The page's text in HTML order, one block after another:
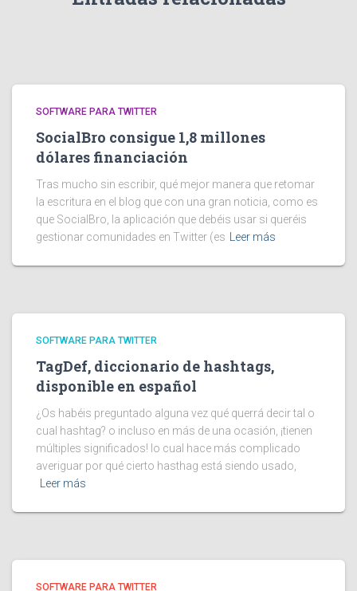
SOFTWARE PARA TWITTER
SocialBro consigue 1,8 millones
dólares financiación
Tras mucho sin escribir, qué mejor manera que retomar
la escritura en el blog que con una gran noticia, como es
que SocialBro, la aplicación que debéis usar si queréis
gestionar comunidades en Twitter (es Leer más
SOFTWARE PARA TWITTER
TagDef, diccionario de hashtags,
disponible en español
¿Os habéis preguntado alguna vez qué querrá decir tal o
cual hashtag? o incluso en más de una ocasión, ¡tienen
múltiples significados! lo cual hace más complicado
averiguar por qué cierto hasthag está siendo usado,
Leer más
SOFTWARE PARA TWITTER